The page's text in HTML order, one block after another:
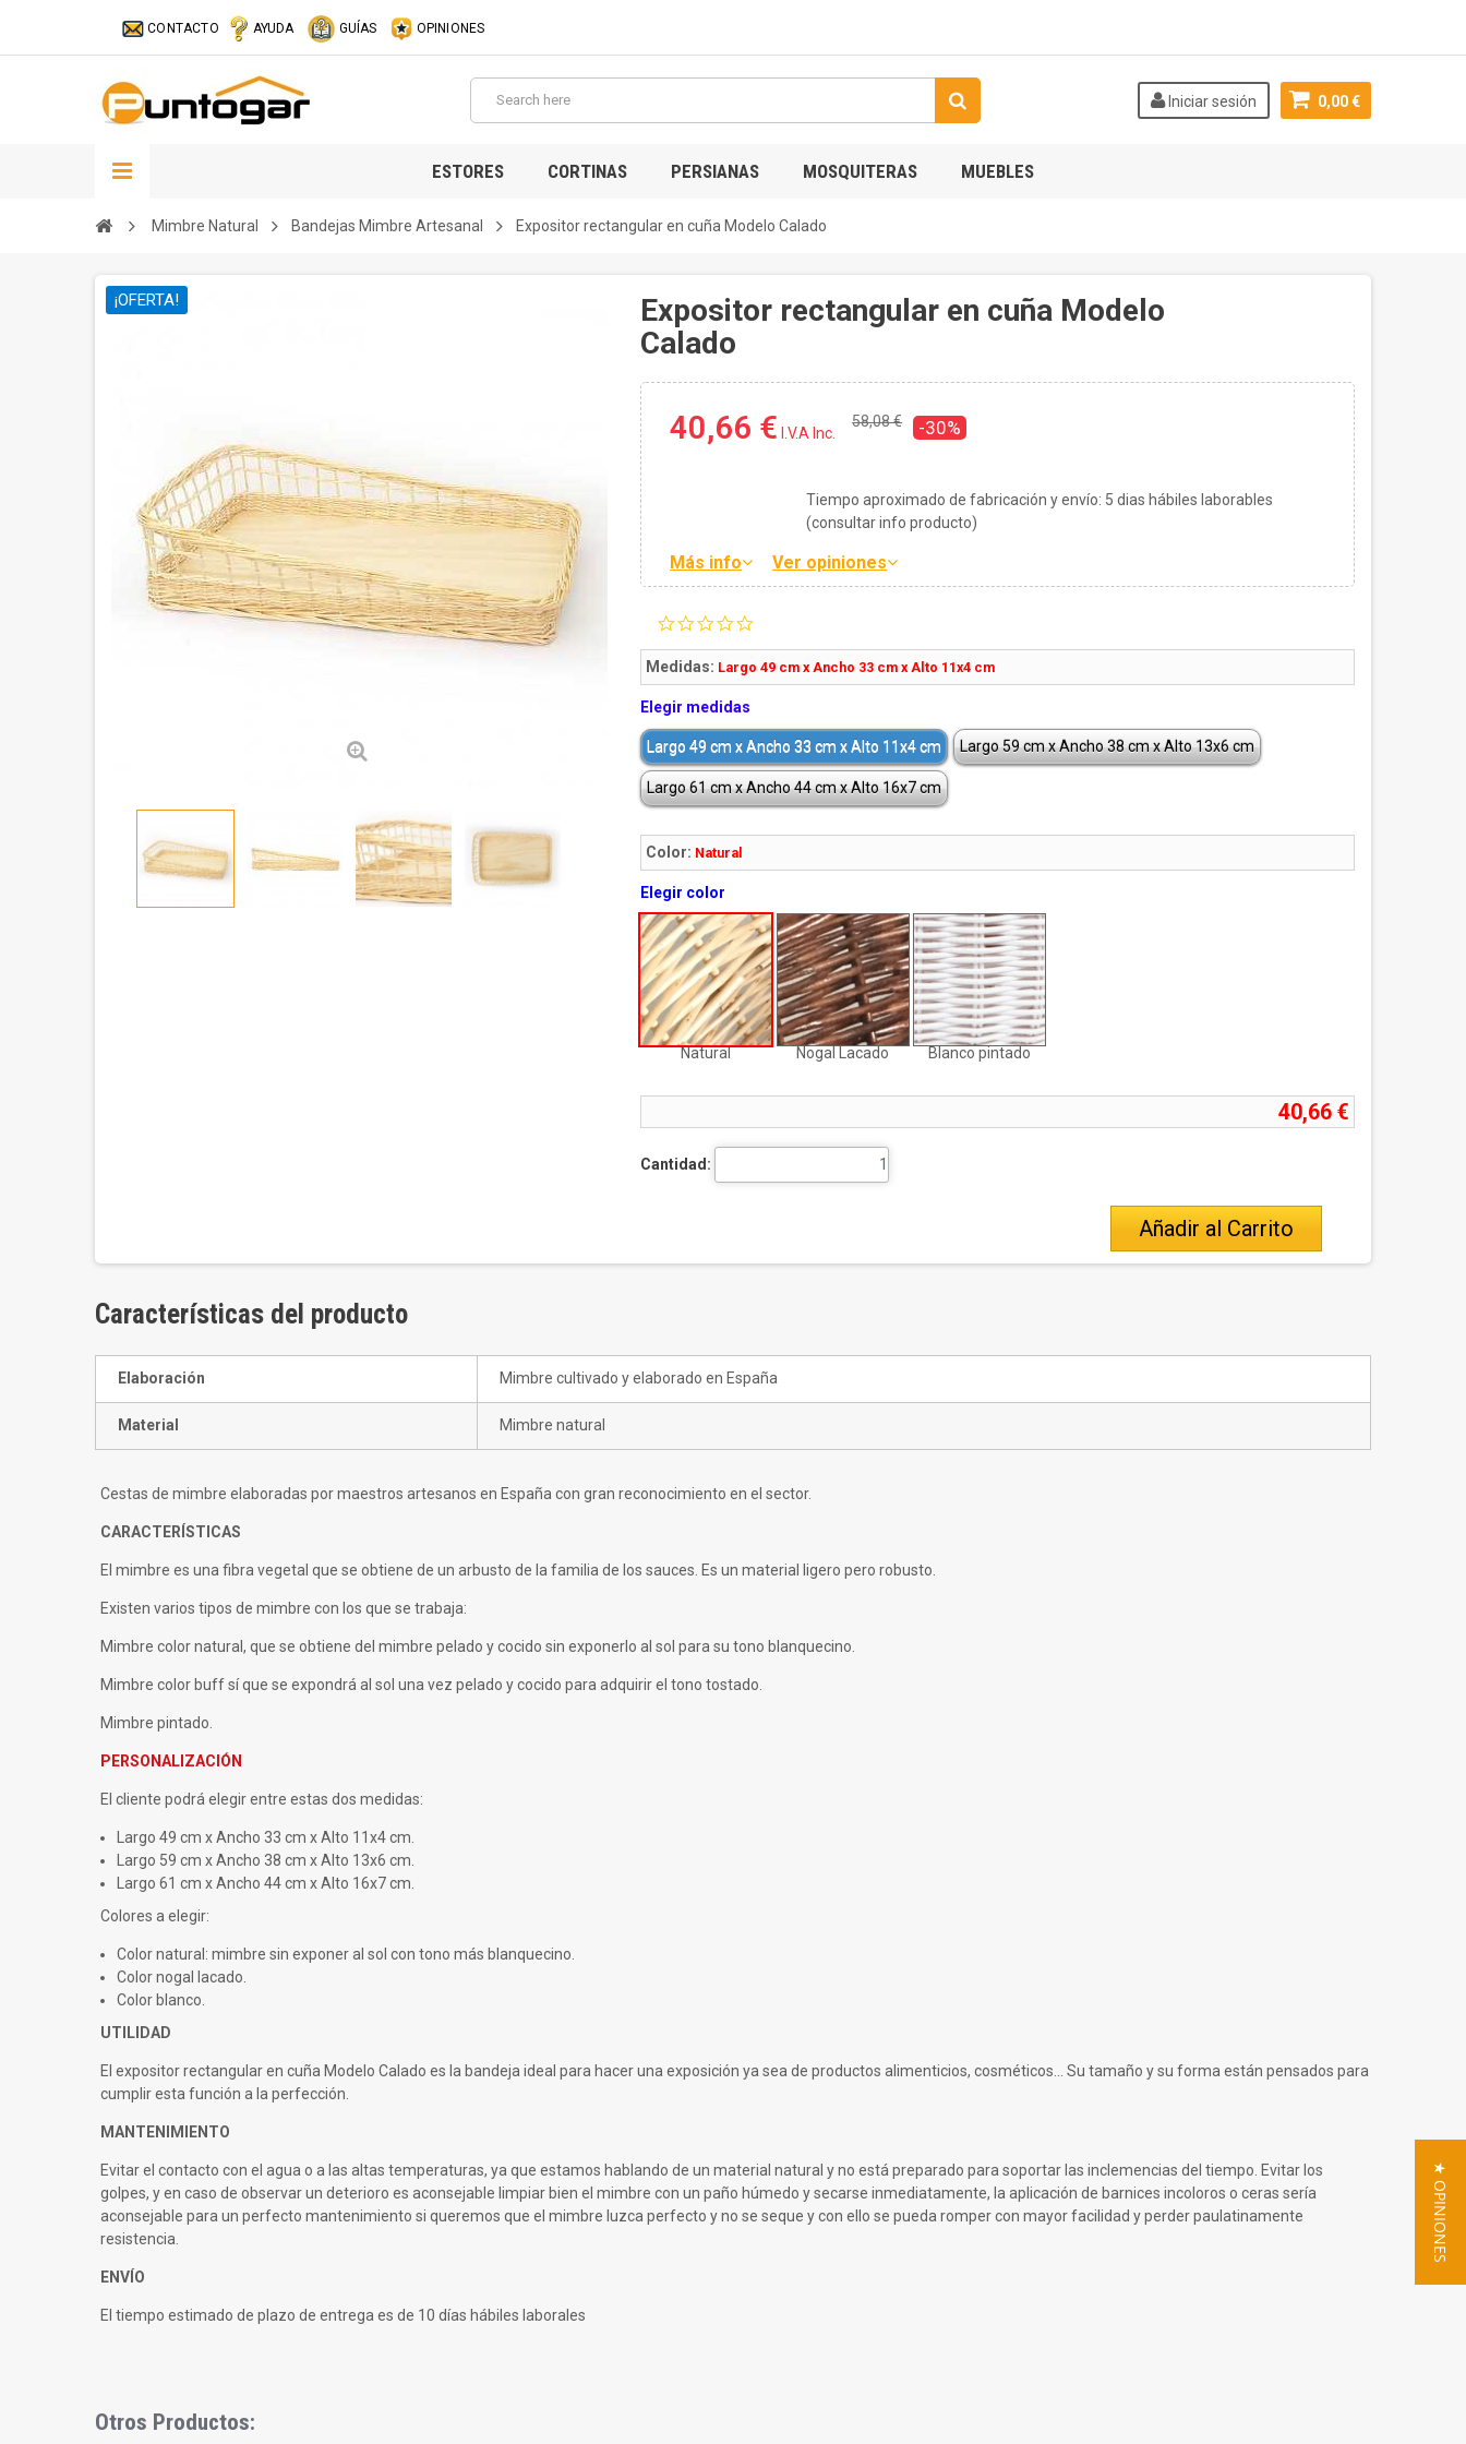
CONTACTO AYUDA GUÍAS OPINIONES
0,00 €
Iniciar sesión
ESTORES CORTINAS PERSIANAS MOSQUITERAS MUEBLES
Mimbre Natural Bandejas Mimbre Artesanal Expositor rectangular en cuña Modelo Calado
¡OFERTA!
Expositor rectangular en cuña Modelo
Calado
40,66 € I.V.A Inc.
58,08 € -30%
Tiempo aproximado de fabricación y envío: 5 dias hábiles laborables
(consultar info producto)
Más info Ver opiniones
rating
Medidas: Largo 49 cm x Ancho 33 cm x Alto 11x4 cm
Elegir medidas
Largo 49 cm x Ancho 33 cm x Alto 11x4 cm Largo 59 cm x Ancho 38 cm x Alto 13x6 cm
Largo 61 cm x Ancho 44 cm x Alto 16x7 cm
Color: Natural
Elegir color
Natural Nogal Lacado Blanco pintado
40,66 €
Cantidad:
Añadir al Carrito
Características del producto
Elaboración Mimbre cultivado y elaborado en España
Material Mimbre natural
Cestas de mimbre elaboradas por maestros artesanos en España con gran reconocimiento en el sector.
CARACTERÍSTICAS
El mimbre es una fibra vegetal que se obtiene de un arbusto de la familia de los sauces. Es un material ligero pero robusto.
Existen varios tipos de mimbre con los que se trabaja:
Mimbre color natural, que se obtiene del mimbre pelado y cocido sin exponerlo al sol para su tono blanquecino.
Mimbre color buff sí que se expondrá al sol una vez pelado y cocido para adquirir el tono tostado.
Mimbre pintado.
PERSONALIZACIÓN
El cliente podrá elegir entre estas dos medidas:
Largo 49 cm x Ancho 33 cm x Alto 11x4 cm.
Largo 59 cm x Ancho 38 cm x Alto 13x6 cm.
Largo 61 cm x Ancho 44 cm x Alto 16x7 cm.
Colores a elegir:
Color natural: mimbre sin exponer al sol con tono más blanquecino.
Color nogal lacado.
Color blanco.
UTILIDAD
El expositor rectangular en cuña Modelo Calado es la bandeja ideal para hacer una exposición ya sea de productos alimenticios, cosméticos... Su tamaño y su forma están pensados para
cumplir esta función a la perfección.
MANTENIMIENTO
Evitar el contacto con el agua o a las altas temperaturas, ya que estamos hablando de un material natural y no está preparado para soportar las inclemencias del tiempo. Evitar los
golpes, y en caso de observar un deterioro es aconsejable limpiar bien el mimbre con un paño húmedo y secarse inmediatamente, la aplicación de barnices incoloros o ceras sería
aconsejable para un perfecto mantenimiento si queremos que el mimbre luzca perfecto y no se seque y con ello se pueda romper con mayor facilidad y perder paulatinamente
resistencia.
ENVÍO
El tiempo estimado de plazo de entrega es de 10 días hábiles laborales
Slideshow
Otros Productos:
★ OPINIONES